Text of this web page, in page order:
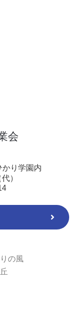
会
かり学園内
）
の風